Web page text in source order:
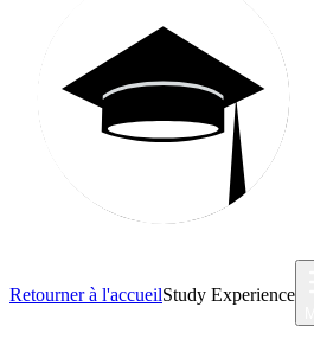
Retourner à l'accueilStudy Experience